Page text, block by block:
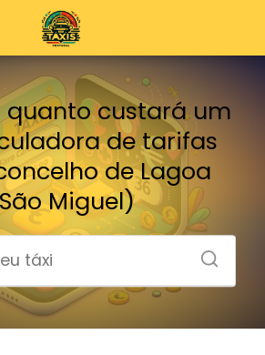
quanto custará um
de tarifas
de Lagoa
Miguel)